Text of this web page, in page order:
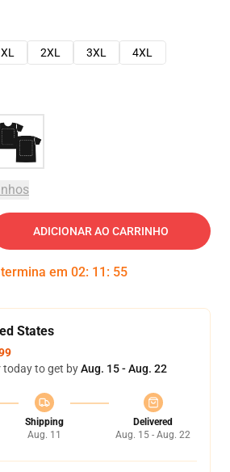
XL 2XL 3XL
4XL
ADICIONAR AO CARRINHO
em 02: 11 : 54
States
today to get byAug. 15 - Aug. 22
Shipping
Aug. 11
Delivered
Aug. 15 - Aug. 22